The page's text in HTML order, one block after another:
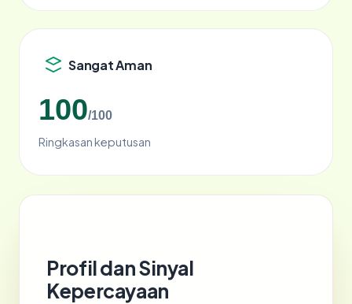
Sangat Aman
100/100
Ringkasan keputusan
Profil dan Sinyal
Kepercayaan